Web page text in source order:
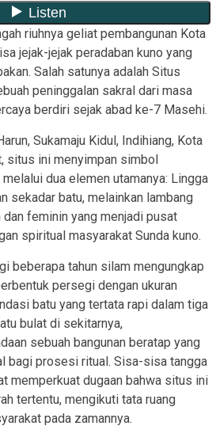
riuhnya geliat pembangunan Kota
jejak-jejak peradaban kuno yang
Salah satunya adalah Situs
peninggalan sakral dari masa
berdiri sejak abad ke-7 Masehi.
Sukamaju Kidul, Indihiang, Kota
situs ini menyimpan simbol
dua elemen utamanya: Lingga
sekadar batu, melainkan lambang
feminin yang menjadi pusat
spiritual masyarakat Sunda kuno.
beberapa tahun silam mengungkap
persegi dengan ukuran
batu yang tertata rapi dalam tiga
bulat di sekitarnya,
sebuah bangunan beratap yang
bagi prosesi ritual. Sisa-sisa tangga
memperkuat dugaan bahwa situs ini
tertentu, mengikuti tata ruang
pada zamannya.